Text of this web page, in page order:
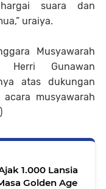
suara dan
uraiya.
Musyawarah
Gunawan
atas dukungan
musyawarah
1.000 Lansia
Golden Age